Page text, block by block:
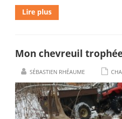
Lire plus
Mon chevreuil
SÉBASTIEN RHÉAUME